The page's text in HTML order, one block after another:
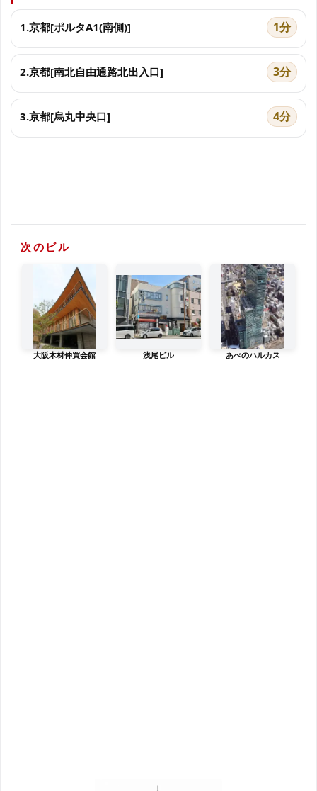
1.京都[ポルタA1(南側)] 1分
2.京都[南北自由通路北出入口] 3分
3.京都[烏丸中央口] 4分
次のビル
大阪木材仲買会館 浅尾ビル あべのハルカス